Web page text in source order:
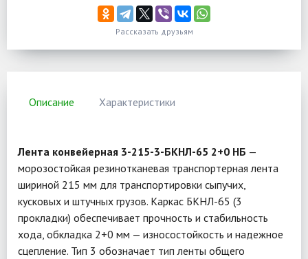
Рассказать друзьям
Описание Характеристики
Лента конвейерная 3-215-3-БКНЛ-65 2+0 НБ —
морозостойкая резинотканевая транспортерная лента
шириной 215 мм для транспортировки сыпучих,
кусковых и штучных грузов. Каркас БКНЛ-65 (3
прокладки) обеспечивает прочность и стабильность
хода, обкладка 2+0 мм — износостойкость и надежное
сцепление. Тип 3 обозначает тип ленты общего